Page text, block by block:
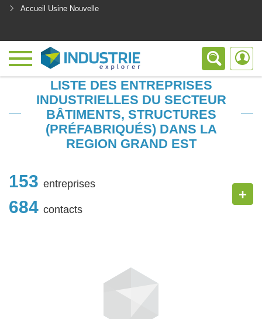
Accueil Usine Nouvelle
LISTE DES ENTREPRISES
INDUSTRIELLES DU SECTEUR
BÂTIMENTS, STRUCTURES
(PRÉFABRIQUÉS) DANS LA
REGION GRAND EST
153 entreprises
684 contacts
+